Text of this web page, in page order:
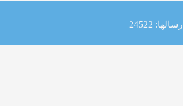
ارسالها: 24522